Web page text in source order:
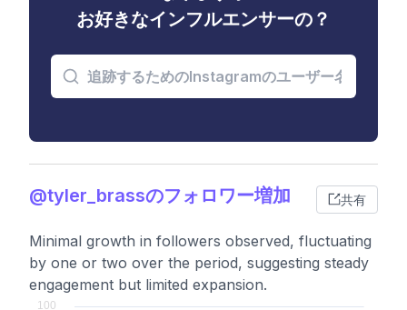
お好きなインフルエンサーの？
@tyler_brassのフォロワー増加 共有
Minimal growth in followers observed, fluctuating
by one or two over the period, suggesting steady
engagement but limited expansion.